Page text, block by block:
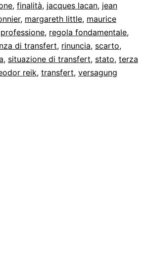
terzi»
, finalità, jacques lacan, jean
, margareth little, maurice
professione, regola fondamentale,
di transfert, rinuncia, scarto,
, situazione di transfert, stato, terza
reik, transfert, versagung